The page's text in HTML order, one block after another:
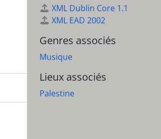
XML Dublin Core 1.1
XML EAD 2002
Genres associés
Musique
Lieux associés
Palestine